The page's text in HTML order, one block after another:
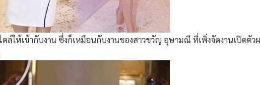
ตล์ให้เข้ากับงาน ซึ่งก็เหมือนกับงานของสาวขวัญ อุษามณี ที่เพิ่งจัดงานเปิดตั